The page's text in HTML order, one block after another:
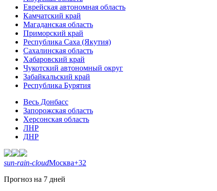
Еврейская автономная область
Камчатский край
Магаданская область
Приморский край
Республика Саха (Якутия)
Сахалинская область
Хабаровский край
Чукотский автономный округ
Забайкальский край
Республика Бурятия
Весь Донбасс
Запорожская область
Херсонская область
ЛНР
ДНР
sun-rain-cloudМосква+32
Прогноз на 7 дней